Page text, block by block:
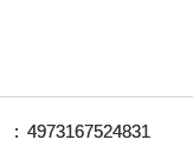
4973167524831